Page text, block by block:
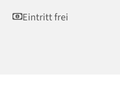
Eintritt frei